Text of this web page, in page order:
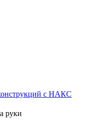
с НАКС
руки